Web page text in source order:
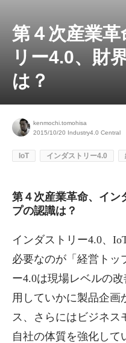
第４次産業
リー4.0、財
は？
kenmochi.tomohisa
2015/10/20 Industry4.0 Central
IoT インダストリー4.0
第４次産業革命、イン
プの認識は？
インダストリー4.0、
必要なのが「経営トッ
ー4.0は現場レベルの
用していかに製品企画
ス、さらにはビジネス
自社の体質を強化して